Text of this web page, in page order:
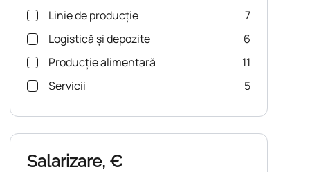
Linie de producție
7
Logistică și depozite
6
Producție alimentară
11
Servicii
5
Salarizare, €